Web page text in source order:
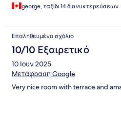
george, ταξίδι 14 διανυκτερεύσεων
Επαληθευμένο σχόλιο
10/10 Εξαιρετικό
10 Ιουν 2025
Μετάφραση Google
Very nice room with terrace and